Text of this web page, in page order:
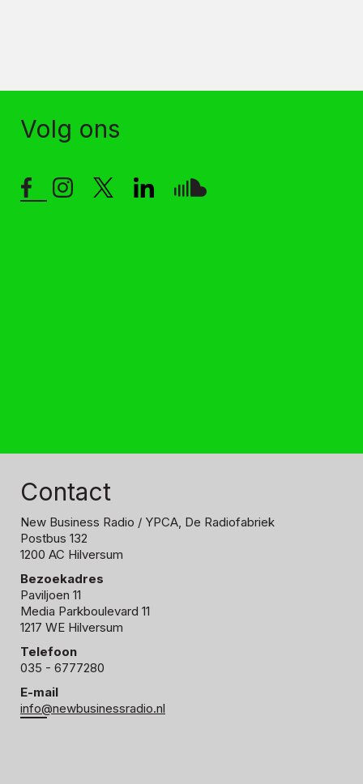
Volg ons
Contact
New Business Radio / YPCA, De Radiofabriek
Postbus 132
1200 AC Hilversum
Bezoekadres
Paviljoen 11
Media Parkboulevard 11
1217 WE Hilversum
Telefoon
035 - 6777280
E-mail
info@newbusinessradio.nl